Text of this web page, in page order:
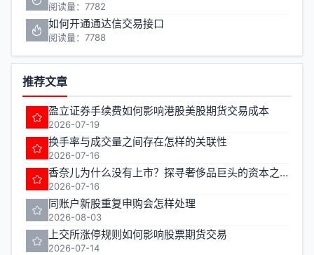
阅读量：7782
如何开通通达信交易接口
阅读量：7788
推荐文章
盈立证券手续费如何影响港股美股期货交易成本
2026-07-19
换手率与成交量之间存在怎样的关联性
2026-07-16
香奈儿为什么没有上市？探寻奢侈品巨头的资本之路
2026-07-16
同账户新股重复申购会怎样处理
2026-08-03
上交所涨停规则如何影响股票期货交易
2026-07-14